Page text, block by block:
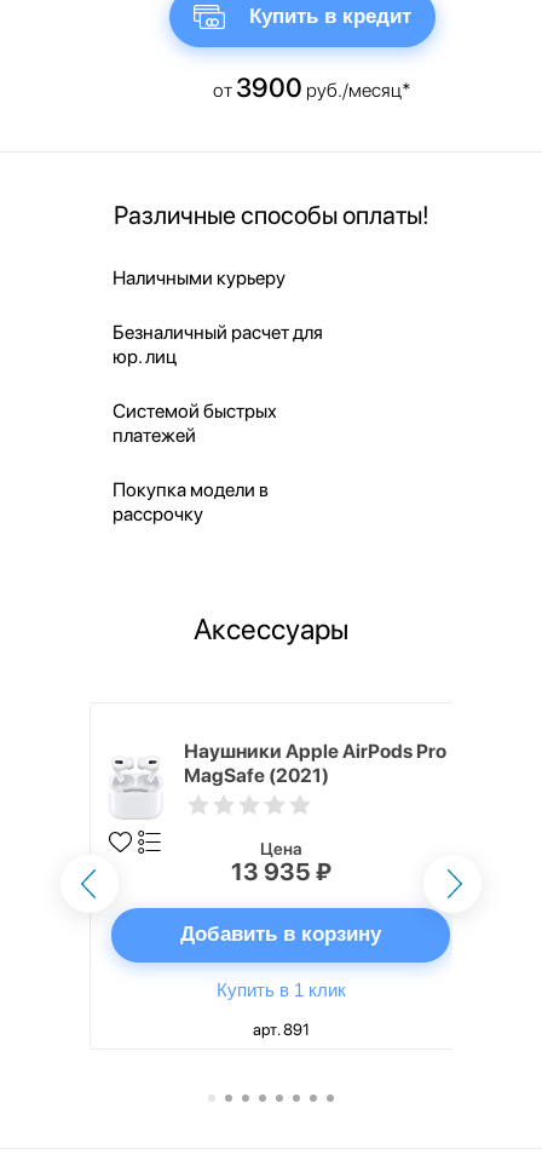
Купить в кредит
от 3900 руб./месяц*
Различные способы оплаты!
Наличными курьеру
Безналичный расчет для
юр. лиц
Системой быстрых
платежей
Покупка модели в
рассрочку
Аксессуары
Наушники Apple AirPods Pro
MagSafe (2021)
Цена
13 935 ₽
Добавить в корзину
Купить в 1 клик
арт. 891